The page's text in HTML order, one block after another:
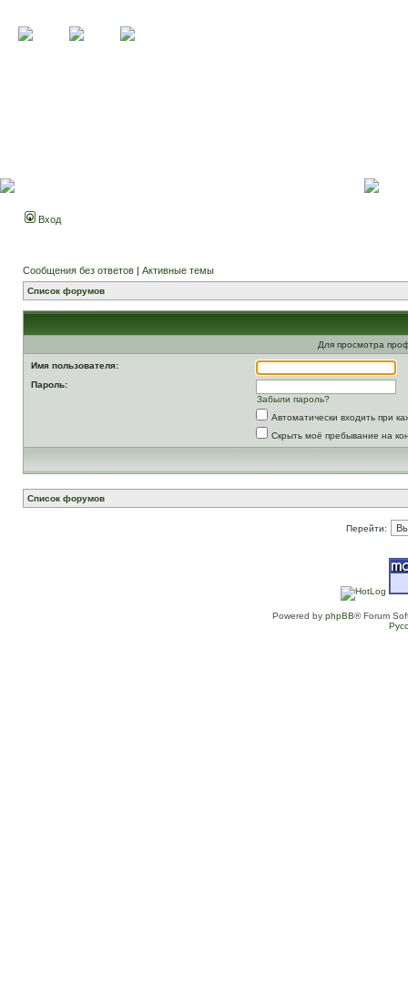
Вход
Сообщения без ответов | Активные темы
Список форумов
Для просмотра
Имя пользователя:
Пароль:
Забыли пароль?
Автоматически входить при
Скрыть моё пребывание на
Список форумов
Перейти:
Powered by phpBB® Forum